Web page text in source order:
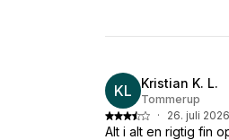
KL Kristian K. L.
Tommerup
·
26. juli 2026
Alt i alt en rigtig fin